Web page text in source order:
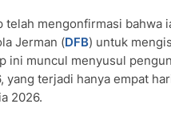
telah mengonfirmasi bahwa
Jerman (DFB) untuk
ini muncul menyusul
yang terjadi hanya empat
2026.